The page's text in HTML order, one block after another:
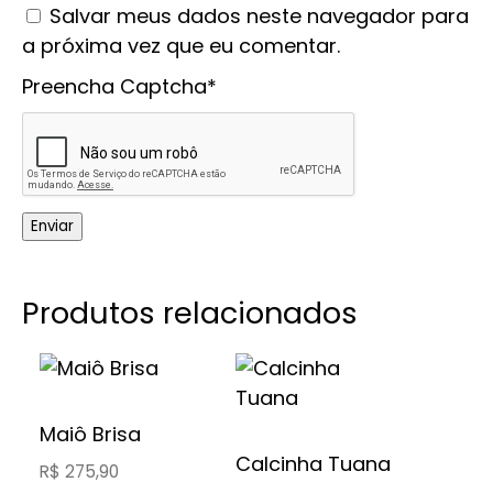
Salvar meus dados neste navegador para
a próxima vez que eu comentar.
Preencha Captcha*
Produtos relacionados
Maiô Brisa
R$ 275,90
Este
tem
várias
variantes.
Calcinha Tuana
Este
produto
várias
variantes.